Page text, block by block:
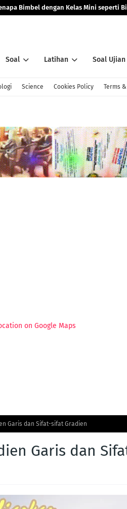
Bimbel dengan Kelas Mini seperti
Soal Latihan Soal Ujian
Science Cookies Policy Terms
on Google Maps
Garis dan Sifat-sifat Gradien
Garis dan